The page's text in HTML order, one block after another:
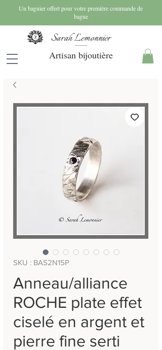
Un baguier offert pour votre première commande de
bague
Sarah Lemonnier
Artisan bijoutière
SKU : BAS2N15P
Anneau/alliance
ROCHE plate effet
ciselé en argent et
pierre fine serti